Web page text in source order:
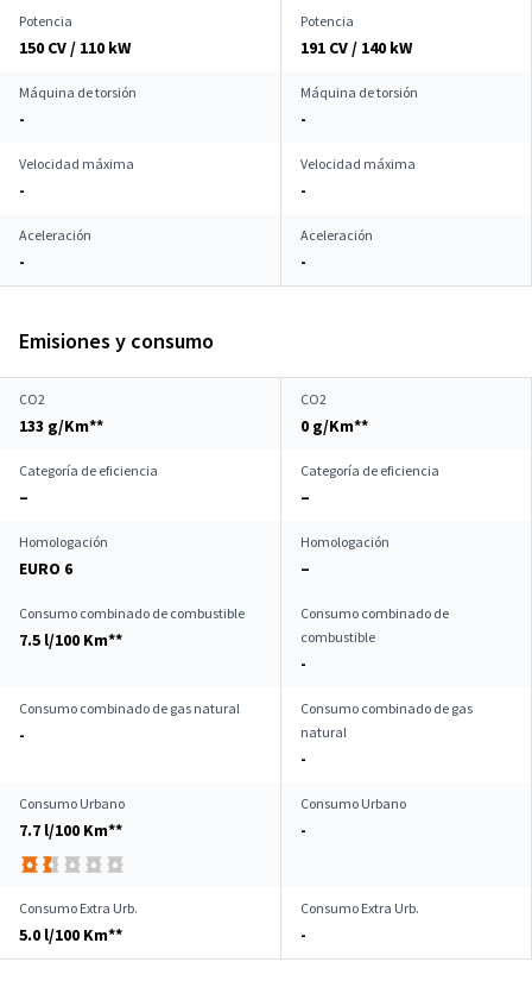
Potencia
150 CV / 110 kW
Potencia
191 CV / 140 kW
Máquina de torsión
-
Máquina de torsión
-
Velocidad máxima
-
Velocidad máxima
-
Aceleración
-
Aceleración
-
Emisiones y consumo
CO2
133 g/Km**
CO2
0 g/Km**
Categoría de eficiencia
–
Categoría de eficiencia
–
Homologación
EURO 6
Homologación
–
Consumo combinado de combustible
7.5 l/100 Km**
Consumo combinado de
combustible
-
Consumo combinado de gas natural
-
Consumo combinado de gas
natural
-
Consumo Urbano
7.7 l/100 Km**
Consumo Urbano
-
Consumo Extra Urb.
5.0 l/100 Km**
Consumo Extra Urb.
-